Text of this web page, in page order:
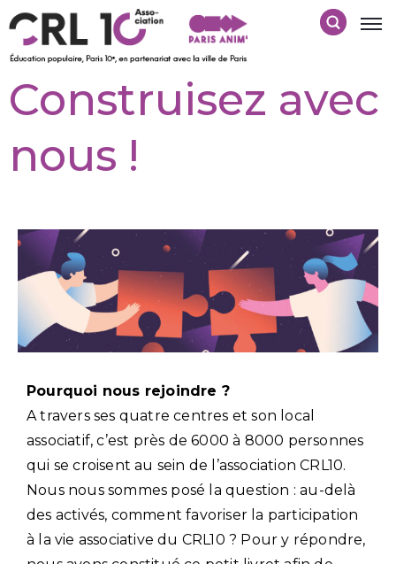
Construisez avec
nous !
Pourquoi nous rejoindre ?
A travers ses quatre centres et son local
associatif, c’est près de 6000 à 8000 personnes
qui se croisent au sein de l’association CRL10.
Nous nous sommes posé la question : au-delà
des activés, comment favoriser la participation
à la vie associative du CRL10 ? Pour y répondre,